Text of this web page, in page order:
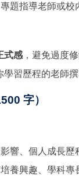
題指導老師或校
式感 ，避免過度
學習歷程的老師
字）
影響、個人成長歷
培養興趣、學科專